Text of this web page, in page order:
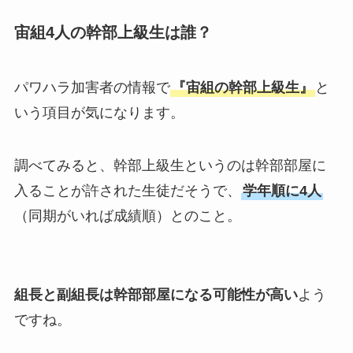
宙組4人の幹部上級生は誰？
パワハラ加害者の情報で『宙組の幹部上級生』と
いう項目が気になります。
調べてみると、幹部上級生というのは幹部部屋に
入ることが許された生徒だそうで、 学年順に4人
（同期がいれば成績順）とのこと。
組長と副組長は幹部部屋になる可能性が高いよう
ですね。